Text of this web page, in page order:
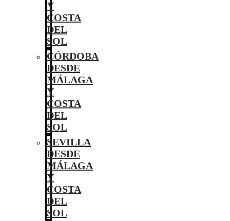
Y
COSTA
DEL
SOL
CÓRDOBA
DESDE
MÁLAGA
Y
COSTA
DEL
SOL
SEVILLA
DESDE
MÁLAGA
Y
COSTA
DEL
SOL